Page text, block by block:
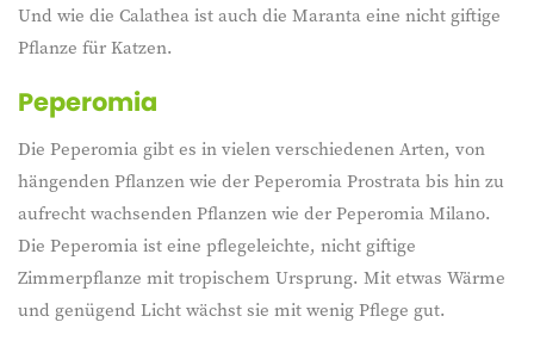
Und wie die Calathea ist auch die Maranta eine nicht giftige
Pflanze für Katzen.
Peperomia
Die Peperomia gibt es in vielen verschiedenen Arten, von
hängenden Pflanzen wie der Peperomia Prostrata bis hin zu
aufrecht wachsenden Pflanzen wie der Peperomia Milano.
Die Peperomia ist eine pflegeleichte, nicht giftige
Zimmerpflanze mit tropischem Ursprung. Mit etwas Wärme
und genügend Licht wächst sie mit wenig Pflege gut.